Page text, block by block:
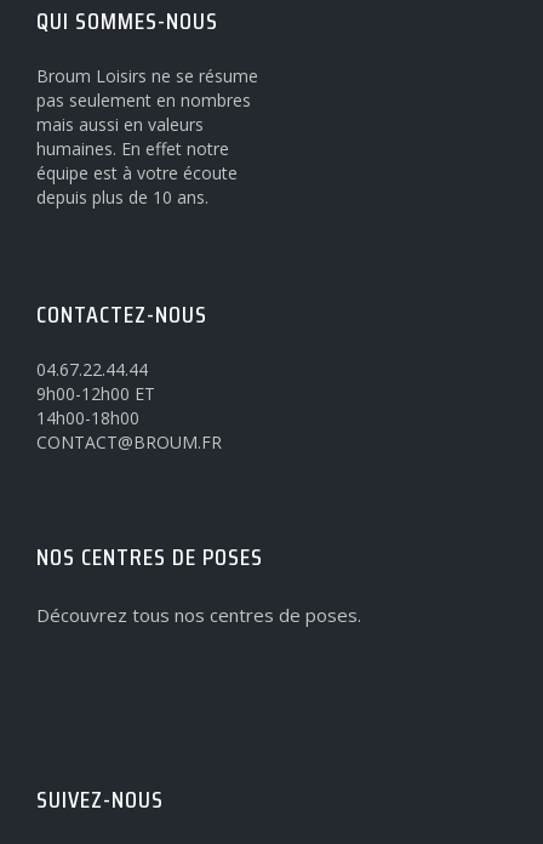
QUI SOMMES-NOUS
Broum Loisirs ne se résume
pas seulement en nombres
mais aussi en valeurs
humaines. En effet notre
équipe est à votre écoute
depuis plus de 10 ans.
CONTACTEZ-NOUS
04.67.22.44.44
9h00-12h00 ET
14h00-18h00
CONTACT@BROUM.FR
NOS CENTRES DE POSES
Découvrez tous nos centres de poses.
SUIVEZ-NOUS